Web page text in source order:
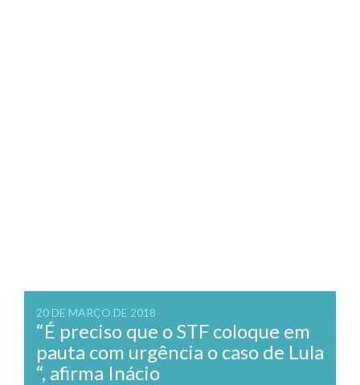
20 DE MARÇO DE 2018
“É preciso que o STF coloque em
pauta com urgência o caso de Lula
“, afirma Inácio